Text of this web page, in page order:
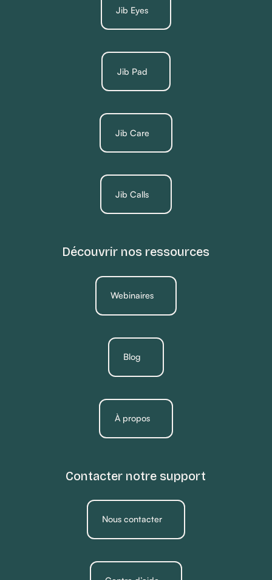
Jib Eyes
Jib Pad
Jib Care
Jib Calls
Découvrir nos ressources
Webinaires
Blog
À propos
Contacter notre support
Nous contacter